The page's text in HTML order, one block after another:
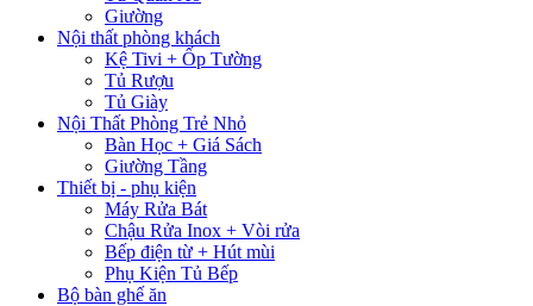
Giường
Nội thất phòng khách
Kệ Tivi + Ốp Tường
Tủ Rượu
Tủ Giày
Nội Thất Phòng Trẻ Nhỏ
Bàn Học + Giá Sách
Giường Tầng
Thiết bị - phụ kiện
Máy Rửa Bát
Chậu Rửa Inox + Vòi rửa
Bếp điện từ + Hút mùi
Phụ Kiện Tủ Bếp
Bộ bàn ghế ăn